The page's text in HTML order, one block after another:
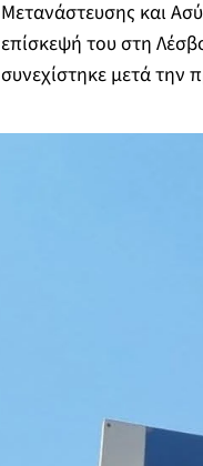
Μετανάστευσης και
επίσκεψή του στη
συνεχίστηκε μετά